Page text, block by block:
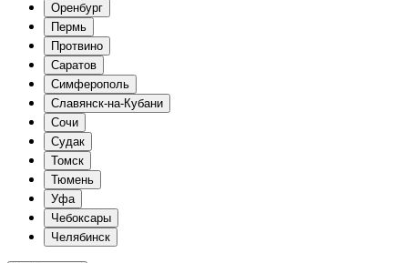
Оренбург
Пермь
Протвино
Саратов
Симферополь
Славянск-на-Кубани
Сочи
Судак
Томск
Тюмень
Уфа
Чебоксары
Челябинск